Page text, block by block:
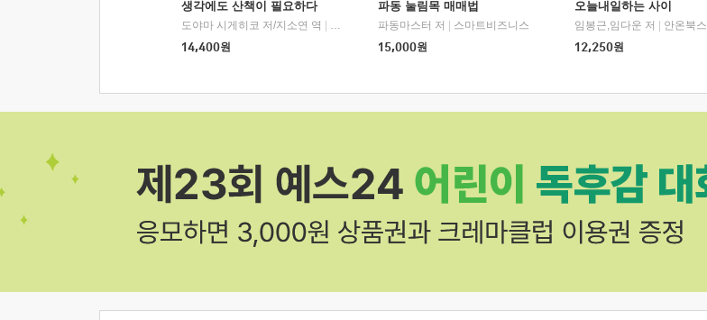
생각에도 산책이 필요하다
도야마 시게히코 저/지소연 역
알에이치코리아(RHK)
14,400원
파동 눌림목 매매법
파동마스터 저
스마트비즈니스
15,000원
오늘내일하는 사이
임봉근,임다운 저
안온북스
12,250원